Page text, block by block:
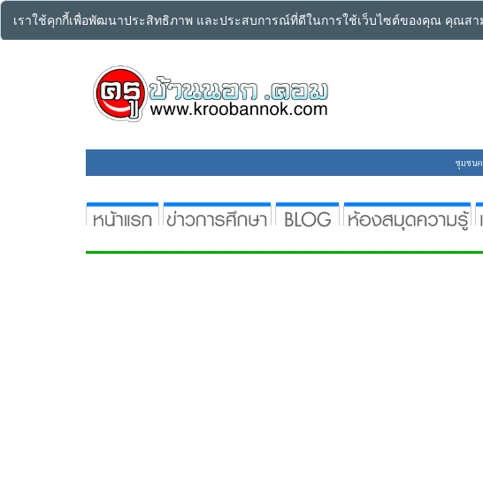
เราใช้คุกกี้เพื่อพัฒนาประสิทธิภาพ และประสบการณ์ที่ดีในการใช้เว็บไซต์ของคุณ คุณสา
ชุมชน